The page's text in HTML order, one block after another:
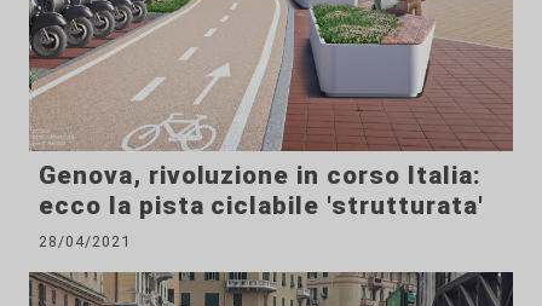
Genova, rivoluzione in corso Italia:
ecco la pista ciclabile 'strutturata'
28/04/2021